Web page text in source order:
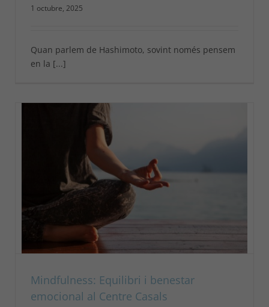
1 octubre, 2025
Quan parlem de Hashimoto, sovint només pensem
en la [...]
Mindfulness: Equilibri i benestar
emocional al Centre Casals